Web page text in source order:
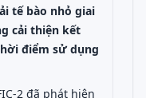
tế bào nhỏ giai
cải thiện kết
điểm sử dụng
2 đã phát hiện